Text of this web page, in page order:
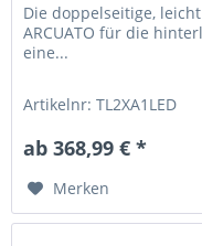
Die doppelseitige,
ARCUATO für die
eine...
Artikelnr: TL2XA1LED
ab 368,99 € *
Merken